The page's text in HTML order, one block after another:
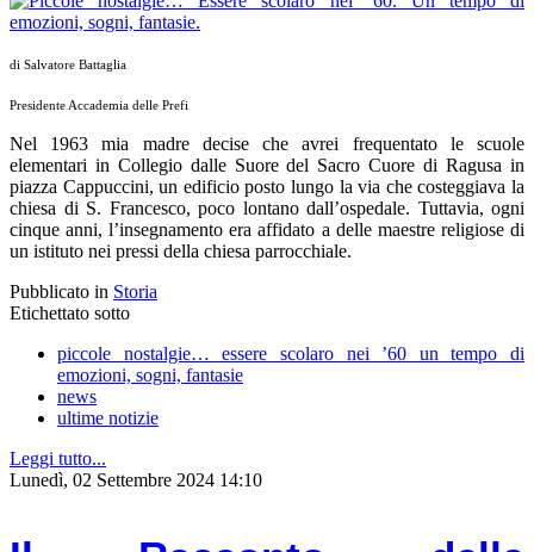
di Salvatore Battaglia
Presidente Accademia delle Prefi
Nel 1963 mia madre decise che avrei frequentato le scuole
elementari in Collegio dalle Suore del Sacro Cuore di Ragusa in
piazza Cappuccini, un edificio posto lungo la via che costeggiava la
chiesa di S. Francesco, poco lontano dall’ospedale. Tuttavia, ogni
cinque anni, l’insegnamento era affidato a delle maestre religiose di
un istituto nei pressi della chiesa parrocchiale.
Pubblicato in Storia
Etichettato sotto
piccole nostalgie… essere scolaro nei ’60 un tempo di
emozioni, sogni, fantasie
news
ultime notizie
Leggi tutto...
Lunedì, 02 Settembre 2024 14:10